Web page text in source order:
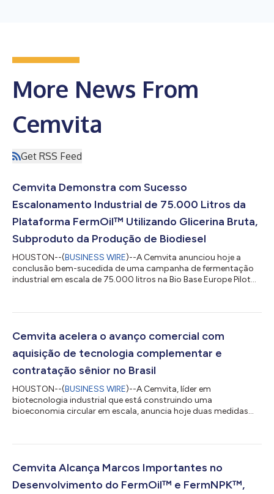
More News From
Cemvita
Get RSS Feed
Cemvita Demonstra com Sucesso
Escalonamento Industrial de 75.000 Litros da
Plataforma FermOil™ Utilizando Glicerina Bruta,
Subproduto da Produção de Biodiesel
HOUSTON--(BUSINESS WIRE)--A Cemvita anunciou hoje a
conclusão bem-sucedida de uma campanha de fermentação
industrial em escala de 75.000 litros na Bio Base Europe Pilot
Este marco valida a escalabilidade da plataforma de
avançou o processo por múltiplas etapas de escalonamento,
evoluindo de sistemas de bancada para ferm...
Cemvita acelera o avanço comercial com
aquisição de tecnologia complementar e
contratação sênior no Brasil
HOUSTON--(BUSINESS WIRE)--A Cemvita, líder em
biotecnologia industrial que está construindo uma
bioeconomia circular em escala, anuncia hoje duas medidas
desempenho industrial escalavel e confiável: a aquisição de
propriedade intelectual (IP) e a nomeação de Luciano
Zamberlan como Vice-Presidente de Operações, baseado no
Brasil. Essa...
Cemvita Alcança Marcos Importantes no
Desenvolvimento do FermOil™ e FermNPK™,